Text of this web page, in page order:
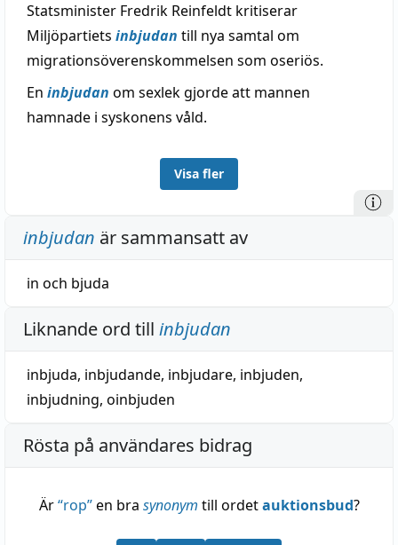
Statsminister Fredrik Reinfeldt kritiserar
Miljöpartiets inbjudan till nya samtal om
migrationsöverenskommelsen som oseriös.
En inbjudan om sexlek gjorde att mannen
hamnade i syskonens våld.
Visa fler
inbjudan är sammansatt av
in och bjuda
Liknande ord till inbjudan
inbjuda, inbjudande, inbjudare, inbjuden,
inbjudning, oinbjuden
Rösta på användares bidrag
Är“rop”en bra synonym till ordetauktionsbud?